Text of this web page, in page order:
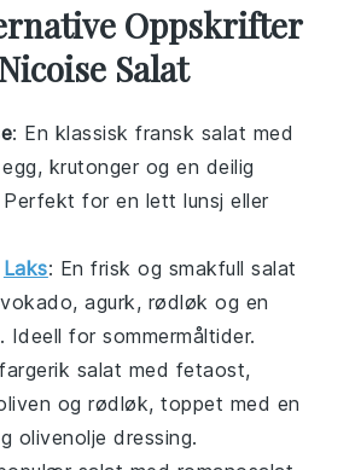
Oppskrifter
Salat
: En klassisk fransk salat med
, krutonger og en deilig
Perfekt for en lett lunsj eller
Laks: En frisk og smakfull salat
,agurk, rødløk og en
. Ideell for sommermåltider.
salat med fetaost,
ogrødløk, toppet med en
olivenolje dressing.